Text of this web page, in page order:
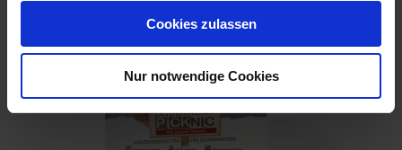
Cookies zulassen
Nur notwendige Cookies